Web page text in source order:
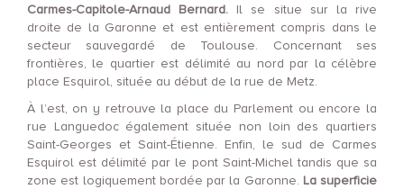
Carmes-Capitole-Arnaud Bernard. Il se situe sur la rive
droite de la Garonne et est entièrement compris dans le
secteur sauvegardé de Toulouse. Concernant ses
frontières, le quartier est délimité au nord par la célèbre
place Esquirol, située au début de la rue de Metz.
À l’est, on y retrouve la place du Parlement ou encore la
rue Languedoc également située non loin des quartiers
Saint-Georges et Saint-Étienne. Enfin, le sud de Carmes
Esquirol est délimité par le pont Saint-Michel tandis que sa
zone est logiquement bordée par la Garonne. La superficie